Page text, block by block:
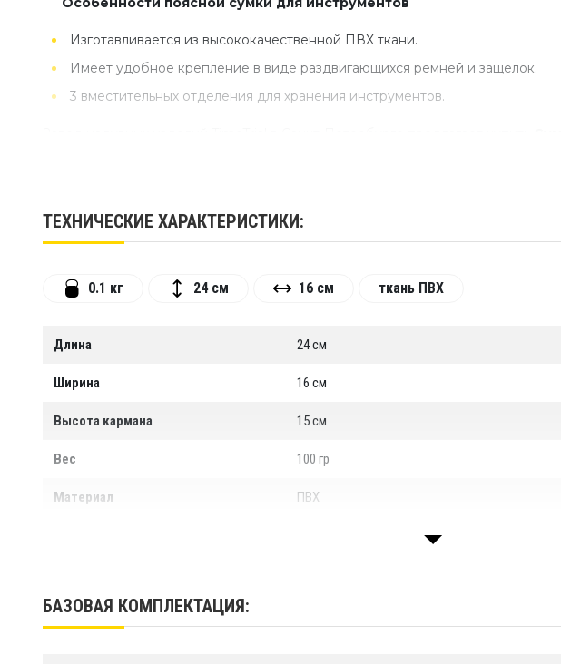
Изготавливается из высококачественной ПВХ ткани.
Имеет удобное крепление в виде раздвигающихся ремней и защелок.
3 вместительных отделения для хранения инструментов.
цене производителя. Изделие будет выполнено специально для вас, под
ТЕХНИЧЕСКИЕ ХАРАКТЕРИСТИКИ:
0.1 кг 24 см 16 см ткань ПВХ
Длина 24 см
Ширина 16 см
Высота кармана 15 см
Вес 100 гр
Материал ПВХ
Срок службы
БАЗОВАЯ КОМПЛЕКТАЦИЯ: